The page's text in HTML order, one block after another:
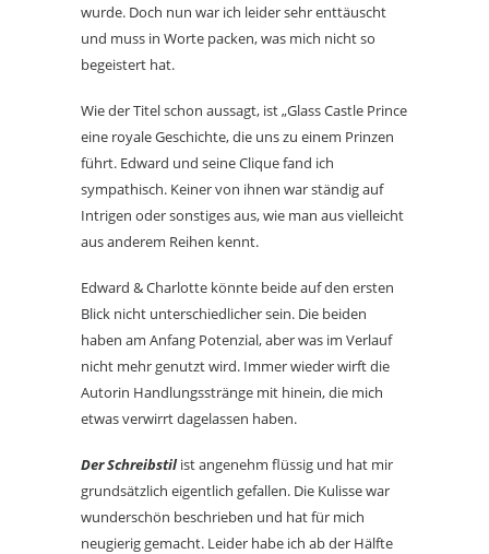
wurde. Doch nun war ich leider sehr enttäuscht
und muss in Worte packen, was mich nicht so
begeistert hat.
Wie der Titel schon aussagt, ist „Glass Castle Prince
eine royale Geschichte, die uns zu einem Prinzen
führt. Edward und seine Clique fand ich
sympathisch. Keiner von ihnen war ständig auf
Intrigen oder sonstiges aus, wie man aus vielleicht
aus anderem Reihen kennt.
Edward & Charlotte könnte beide auf den ersten
Blick nicht unterschiedlicher sein. Die beiden
haben am Anfang Potenzial, aber was im Verlauf
nicht mehr genutzt wird. Immer wieder wirft die
Autorin Handlungsstränge mit hinein, die mich
etwas verwirrt dagelassen haben.
Der Schreibstil ist angenehm flüssig und hat mir
grundsätzlich eigentlich gefallen. Die Kulisse war
wunderschön beschrieben und hat für mich
neugierig gemacht. Leider habe ich ab der Hälfte